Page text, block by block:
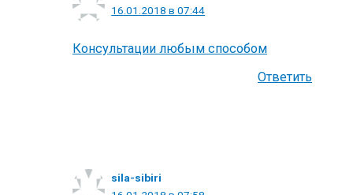
16.01.2018 в 07:44
Консультации любым способом
Ответить
sila-sibiri